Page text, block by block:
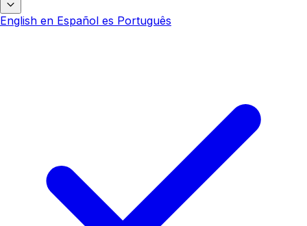
English en Español es Português